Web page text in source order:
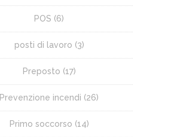
POS (6)
posti di lavoro (3)
Preposto (17)
Prevenzione incendi (26)
Primo soccorso (14)